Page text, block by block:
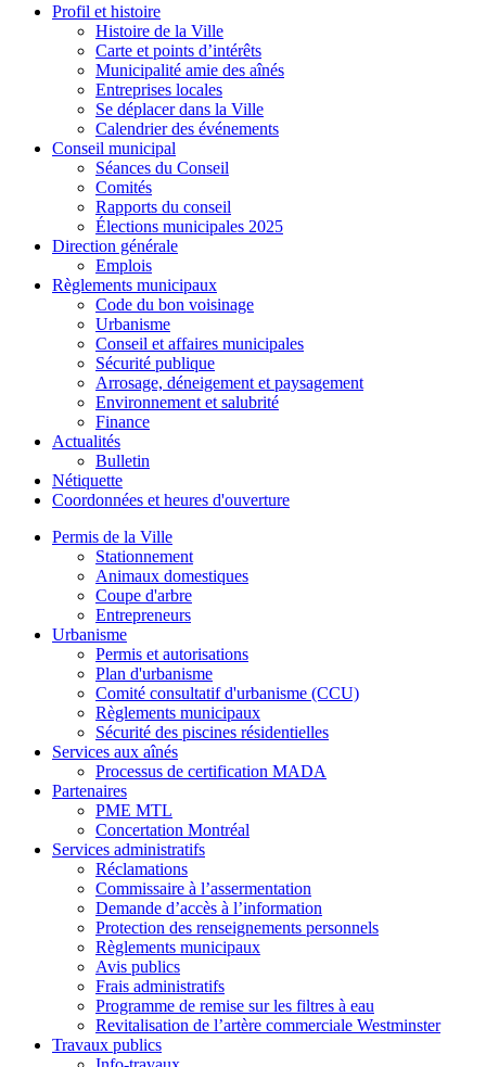
Profil et histoire
Histoire de la Ville
Carte et points d’intérêts
Municipalité amie des aînés
Entreprises locales
Se déplacer dans la Ville
Calendrier des événements
Conseil municipal
Séances du Conseil
Comités
Rapports du conseil
Élections municipales 2025
Direction générale
Emplois
Règlements municipaux
Code du bon voisinage
Urbanisme
Conseil et affaires municipales
Sécurité publique
Arrosage, déneigement et paysagement
Environnement et salubrité
Finance
Actualités
Bulletin
Nétiquette
Coordonnées et heures d'ouverture
Permis de la Ville
Stationnement
Animaux domestiques
Coupe d'arbre
Entrepreneurs
Urbanisme
Permis et autorisations
Plan d'urbanisme
Comité consultatif d'urbanisme (CCU)
Règlements municipaux
Sécurité des piscines résidentielles
Services aux aînés
Processus de certification MADA
Partenaires
PME MTL
Concertation Montréal
Services administratifs
Réclamations
Commissaire à l’assermentation
Demande d’accès à l’information
Protection des renseignements personnels
Règlements municipaux
Avis publics
Frais administratifs
Programme de remise sur les filtres à eau
Revitalisation de l’artère commerciale Westminster
Travaux publics